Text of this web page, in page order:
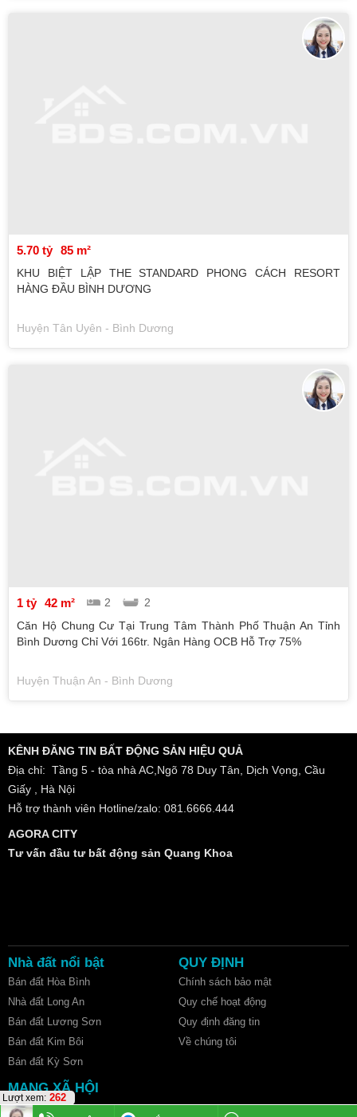
5.70 tỷ 85 m²
KHU BIỆT LẬP THE STANDARD PHONG CÁCH RESORT
HÀNG ĐẦU BÌNH DƯƠNG
Huyện Tân Uyên - Bình Dương
1 tỷ 42 m² 2
2
Căn Hộ Chung Cư Tại Trung Tâm Thành Phố Thuận An Tỉnh
Bình Dương Chỉ Với 166tr. Ngân Hàng OCB Hỗ Trợ 75%
Huyện Thuận An - Bình Dương
Lượt xem: 262
KÊNH ĐĂNG TIN BẤT ĐỘNG SẢN HIỆU QUẢ
Địa chỉ: Tầng 5 - tòa nhà AC,Ngõ 78 Duy Tân, Dịch Vọng, Cầu
Giấy , Hà Nội
Hỗ trợ thành viên Hotline/zalo: 081.6666.444
AGORA CITY
Tư vấn đầu tư bất động sản Quang Khoa
Nhà đất nổi bật
Bán đất Hòa Bình
Nhà đất Long An
Bán đất Lương Sơn
Bán đất Kim Bôi
Bán đất Kỳ Sơn
QUY ĐỊNH
Chính sách bảo mật
Quy chế hoạt động
Quy định đăng tin
Về chúng tôi
MẠNG XÃ HỘI